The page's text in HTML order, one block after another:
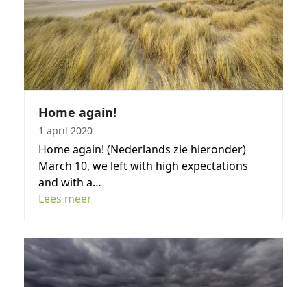
Home again!
1 april 2020
Home again! (Nederlands zie hieronder)
March 10, we left with high expectations
and with a…
Lees meer